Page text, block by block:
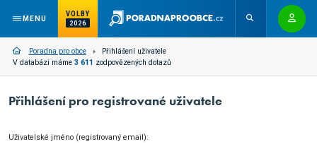
MENU
VOLBY
2026
Poradna pro obce
Přihlášení uživatele
V databázi máme 3 611 zodpovězených dotazů
Přihlášení pro registrované uživatele
Uživatelské jméno (registrovaný email):